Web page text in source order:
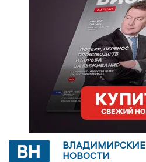
ВЛАДИМИРСКИЕ
НОВОСТИ